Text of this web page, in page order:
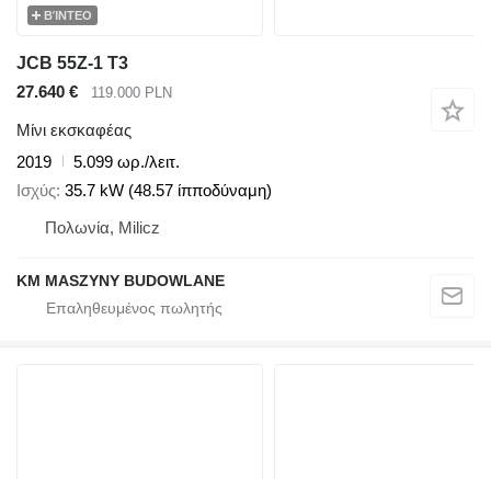
ΒΊΝΤΕΟ
JCB 55Z-1 T3
27.640 €
119.000 PLN
Μίνι εκσκαφέας
2019
5.099 ωρ./λειτ.
Ισχύς 35.7 kW (48.57 ίπποδύναμη)
Πολωνία, Milicz
KM MASZYNY BUDOWLANE